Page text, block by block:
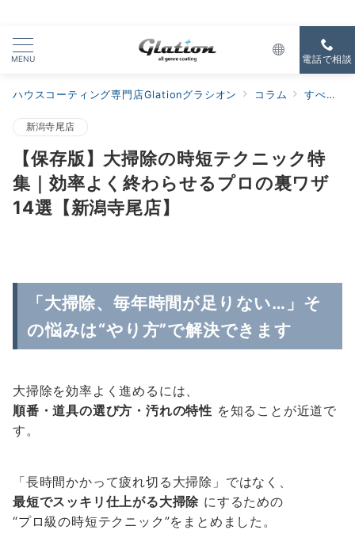
MENU 電話で相談
ハウスコーティング専門店Glationグラシオン コラム すべての新着
新潟寺尾店
【保存版】大掃除の時短テクニック特
集｜効率よく終わらせるプロの裏ワザ
14選【新潟寺尾店】
「大掃除、毎年時間が足りない…」そ
の悩みは“やり方”で解決できます
大掃除を効率よく進めるには、
順番・道具の選び方・汚れの特性 を知ることが近道で
す。
「長時間かかって疲れ切る大掃除」ではなく、
最短でスッキリ仕上がる大掃除 にするための
“プロ級の時短テクニック”をまとめました。